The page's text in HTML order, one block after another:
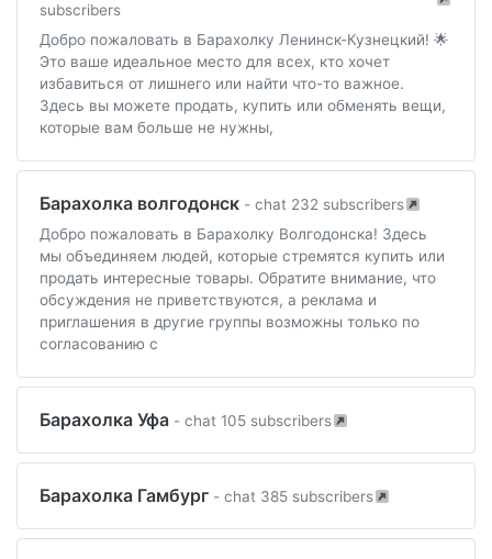
subscribers
Добро пожаловать в Барахолку Ленинск-Кузнецкий! 🌟
Это ваше идеальное место для всех, кто хочет
избавиться от лишнего или найти что-то важное.
Здесь вы можете продать, купить или обменять вещи,
которые вам больше не нужны,
Барахолка волгодонск - chat 232 subscribers
Добро пожаловать в Барахолку Волгодонска! Здесь
мы объединяем людей, которые стремятся купить или
продать интересные товары. Обратите внимание, что
обсуждения не приветствуются, а реклама и
приглашения в другие группы возможны только по
согласованию с
Барахолка Уфа - chat 105 subscribers
Барахолка Гамбург - chat 385 subscribers